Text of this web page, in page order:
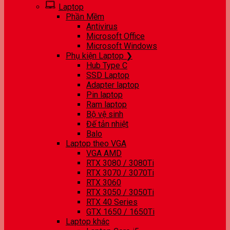
Laptop
Phần Mềm
Antivirus
Microsoft Office
Microsoft Windows
Phụ kiện Laptop ❯
Hub Type C
SSD Laptop
Adapter laptop
Pin laptop
Ram laptop
Bộ vệ sinh
Đế tản nhiệt
Balo
Laptop theo VGA
VGA AMD
RTX 3080 / 3080Ti
RTX 3070 / 3070Ti
RTX 3060
RTX 3050 / 3050Ti
RTX 40 Series
GTX 1650 / 1650Ti
Laptop khác